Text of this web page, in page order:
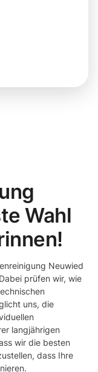
Wahl
Neuwied
prüfen wir, wie
uns, die
langjährigen
wir die besten
dass Ihre